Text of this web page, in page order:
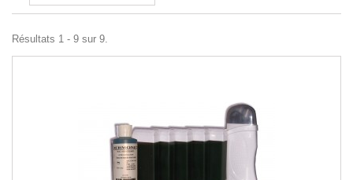
Résultats 1 - 9 sur 9.